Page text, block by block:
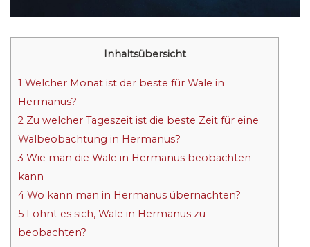
Inhaltsübersicht
1 Welcher Monat ist der beste für Wale in
Hermanus?
2 Zu welcher Tageszeit ist die beste Zeit für eine
Walbeobachtung in Hermanus?
3 Wie man die Wale in Hermanus beobachten
kann
4 Wo kann man in Hermanus übernachten?
5 Lohnt es sich, Wale in Hermanus zu
beobachten?